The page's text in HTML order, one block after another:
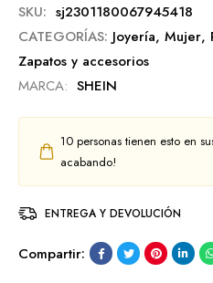
SKU: sj2301180067945418
CATEGORÍAS: Joyería, Mujer,
Zapatos y accesorios
MARCA: SHEIN
10 personas tienen esto en
acabando!
ENTREGA Y DEVOLUCIÓN
Compartir: